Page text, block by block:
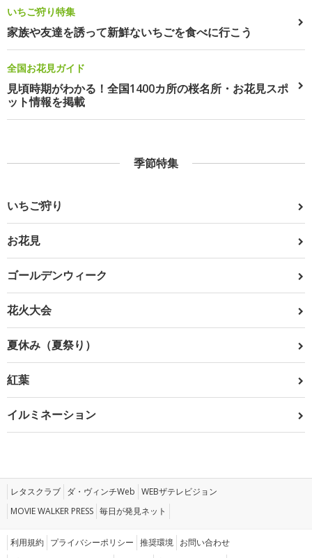
いちご狩り特集
家族や友達を誘って新鮮ないちごを食べに行こう
全国お花見ガイド
見頃時期がわかる！全国1400カ所の桜名所・お花見スポ
ット情報を掲載
季節特集
いちご狩り
お花見
ゴールデンウィーク
花火大会
夏休み（夏祭り）
紅葉
イルミネーション
レタスクラブ ダ・ヴィンチWeb WEBザテレビジョン
MOVIE WALKER PRESS 毎日が発見ネット
利用規約 プライバシーポリシー 推奨環境 お問い合わせ